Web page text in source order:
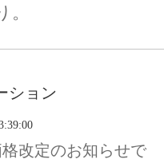
。
ション
格改定のお知らせで